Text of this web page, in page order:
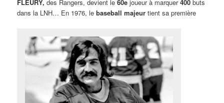
FLEURY, des Rangers, devient le60e joueur à marquer400 buts
dans la LNH… En 1976, lebaseball majeur tient sa première